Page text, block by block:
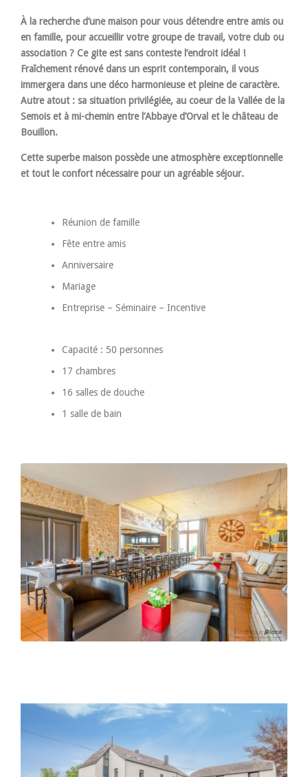
À la recherche d’une maison pour vous détendre entre amis ou
en famille, pour accueillir votre groupe de travail, votre club ou
association ? Ce gite est sans conteste l’endroit idéal !
Fraîchement rénové dans un esprit contemporain, il vous
immergera dans une déco harmonieuse et pleine de caractère.
Autre atout : sa situation privilégiée, au coeur de la Vallée de la
Semois et à mi-chemin entre l’Abbaye d’Orval et le château de
Bouillon.
Cette superbe maison possède une atmosphère exceptionnelle
et tout le confort nécessaire pour un agréable séjour.
Réunion de famille
Fête entre amis
Anniversaire
Mariage
Entreprise – Séminaire – Incentive
Capacité : 50 personnes
17 chambres
16 salles de douche
1 salle de bain